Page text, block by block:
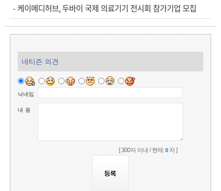
- 케이메디허브, 두바이 국제 의료기기 전시회 참가기업 모집
네티즌 의견
닉네임
내 용
[ 300자 이내 / 현재:0자 ]